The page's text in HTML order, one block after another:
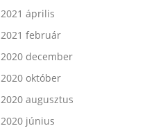
2021 április
2021 február
2020 december
2020 október
2020 augusztus
2020 június